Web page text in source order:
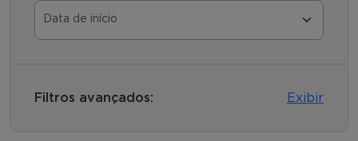
Filtros avançados: Exibir